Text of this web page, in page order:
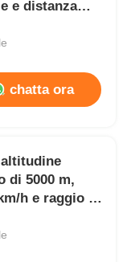
e distanza
di 20 km
chatta ora
altitudine
di 5000 m,
h e raggio di